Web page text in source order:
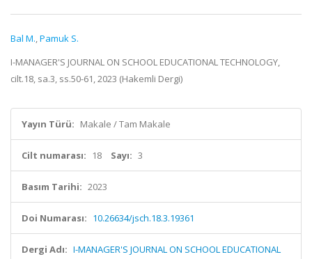
Bal M.,Pamuk S.
I-MANAGER'S JOURNAL ON SCHOOL EDUCATIONAL TECHNOLOGY,
cilt.18, sa.3, ss.50-61, 2023 (Hakemli Dergi)
Yayın Türü: Makale / Tam Makale
Cilt numarası: 18 Sayı: 3
Basım Tarihi: 2023
Doi Numarası: 10.26634/jsch.18.3.19361
Dergi Adı: I-MANAGER'S JOURNAL ON SCHOOL EDUCATIONAL